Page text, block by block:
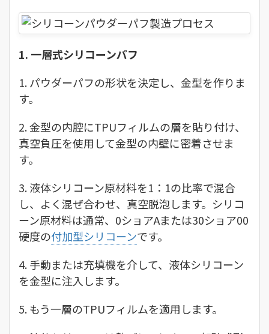
1. 一層式シリコーンパフ
1. パウダーパフの形状を決定し、金型を作りま
す。
2. 金型の内腔にTPUフィルムの層を貼り付け、
真空負圧を使用して金型の内壁に密着させま
す。
3. 液体シリコーン原材料を1：1の比率で混合
し、よく混ぜ合わせ、真空脱泡します。シリコ
ーン原材料は通常、0ショアAまたは30ショア00
硬度の付加型シリコーンです。
4. 手動または充填機を介して、液体シリコーン
を金型に注入します。
5. もう一層のTPUフィルムを適用します。